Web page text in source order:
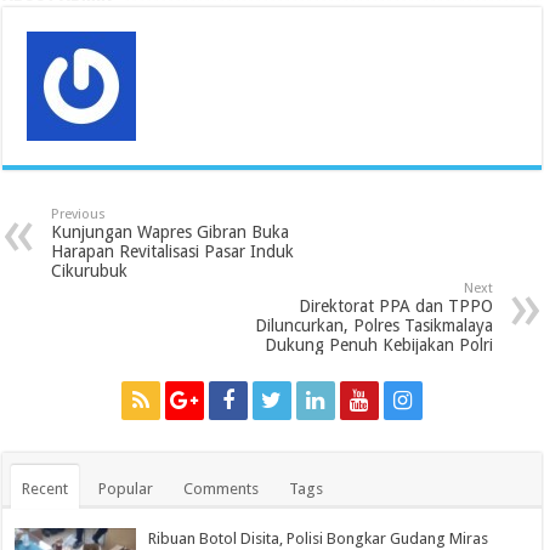
Previous
Kunjungan Wapres Gibran Buka
Harapan Revitalisasi Pasar Induk
Cikurubuk
Next
Direktorat PPA dan TPPO
Diluncurkan, Polres Tasikmalaya
Dukung Penuh Kebijakan Polri
Recent Popular Comments Tags
Ribuan Botol Disita, Polisi Bongkar Gudang Miras